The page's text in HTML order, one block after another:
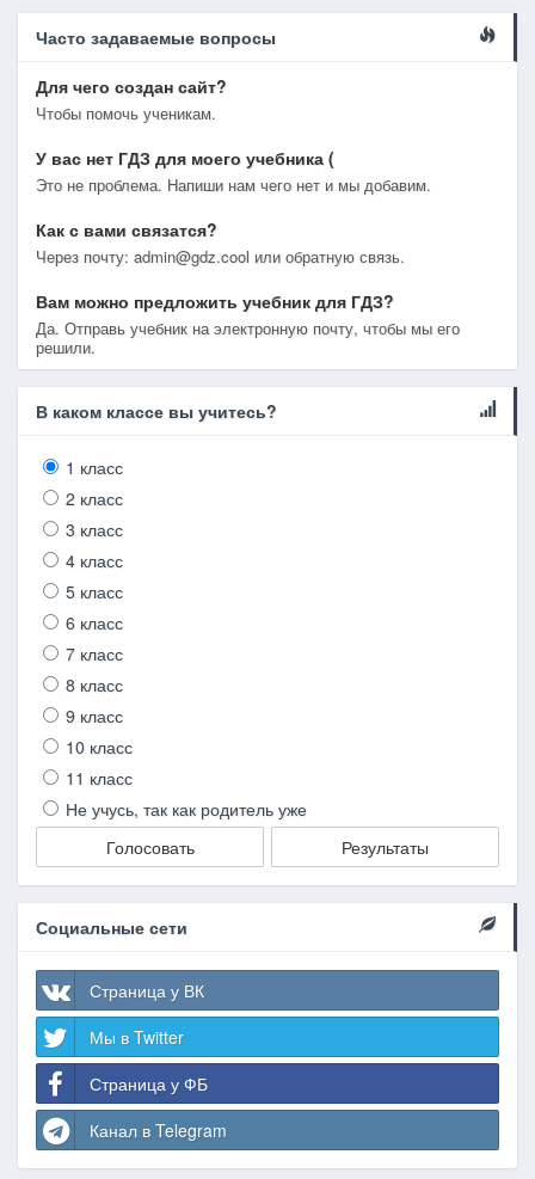
Часто задаваемые вопросы
Для чего создан сайт?
Чтобы помочь ученикам.
У вас нет ГДЗ для моего учебника (
Это не проблема. Напиши нам чего нет и мы добавим.
Как с вами связатся?
Через почту: admin@gdz.cool или обратную связь.
Вам можно предложить учебник для ГДЗ?
Да. Отправь учебник на электронную почту, чтобы мы его
решили.
В каком классе вы учитесь?
1 класс
2 класс
3 класс
4 класс
5 класс
6 класс
7 класс
8 класс
9 класс
10 класс
11 класс
Не учусь, так как родитель уже
Голосовать
Результаты
Социальные сети
Страница у ВК
Мы в Twitter
Страница у ФБ
Канал в Telegram